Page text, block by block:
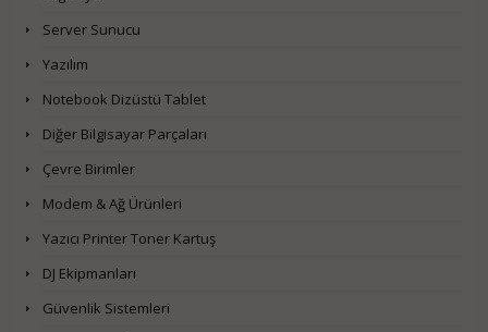
Server Sunucu
Yazılım
Notebook Dizüstü Tablet
Diğer Bilgisayar Parçaları
Çevre Birimler
Modem & Ağ Ürünleri
Yazıcı Printer Toner Kartuş
DJ Ekipmanları
Güvenlik Sistemleri